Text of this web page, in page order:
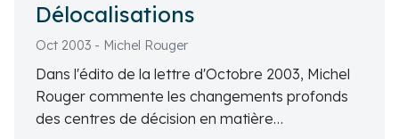
Délocalisations
Oct 2003 - Michel Rouger
Dans l'édito de la lettre d'Octobre 2003, Michel
Rouger commente les changements profonds
des centres de décision en matière